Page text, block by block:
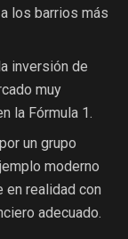
los barrios más
inversión de
muy
la Fórmula 1.
un grupo
moderno
en realidad con
adecuado.